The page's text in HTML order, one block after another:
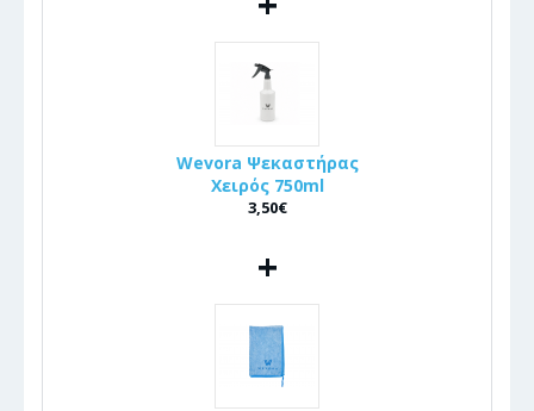
Wevora Ψεκαστήρας
Χειρός 750ml
3,50€
+